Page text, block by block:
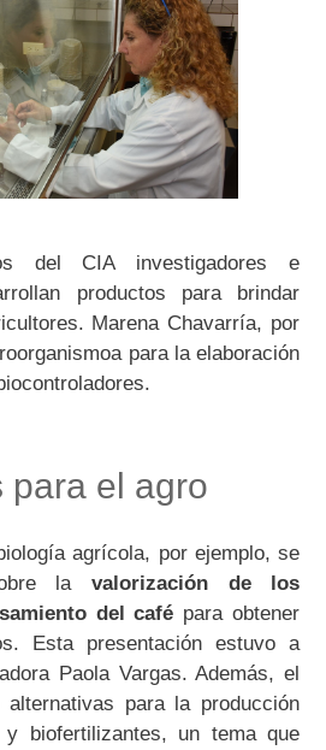
del CIA investigadores e
productos para brindar
Marena Chavarría, por
para la elaboración
para el agro
agrícola, por ejemplo, se
lavalorización de los
del café para obtener
Esta presentación estuvo a
Paola Vargas. Además, el
alternativas para la producción
y biofertilizantes, un tema que